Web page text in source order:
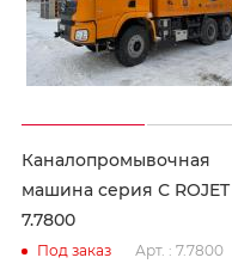
Каналопромывочная
машина серия С ROJET
7.7800
Под заказ Арт. : 7.7800